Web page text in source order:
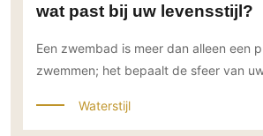
wat past bij uw levensstijl?
Een zwembad is meer dan alleen een
zwemmen; het bepaalt de sfeer van
Waterstijl